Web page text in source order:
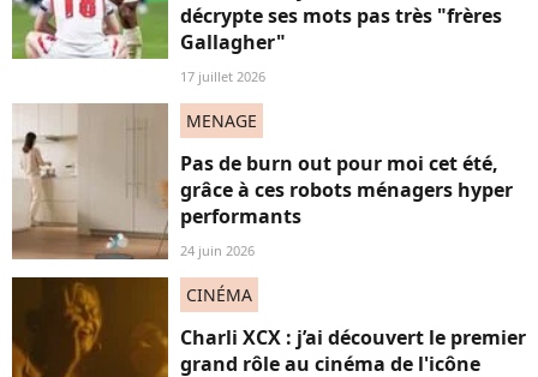
décrypte ses mots pas très "frères
Gallagher"
17 juillet 2026
MENAGE
Pas de burn out pour moi cet été,
grâce à ces robots ménagers hyper
performants
24 juin 2026
CINÉMA
Charli XCX : j’ai découvert le premier
grand rôle au cinéma de l'icône